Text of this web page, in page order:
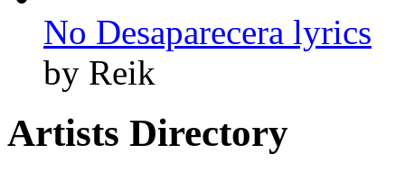
No Desaparecera lyrics
by Reik
Artists Directory